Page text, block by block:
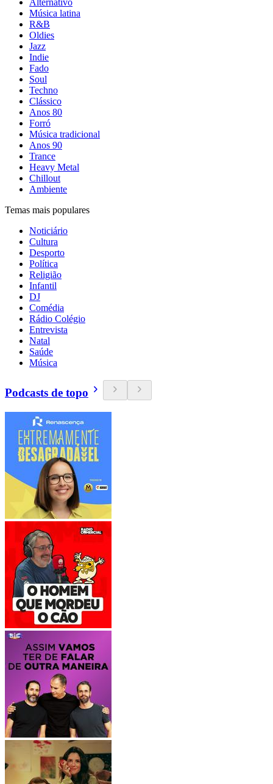
Alternativo
Música latina
R&B
Oldies
Jazz
Indie
Fado
Soul
Techno
Clássico
Anos 80
Forró
Música tradicional
Anos 90
Trance
Heavy Metal
Chillout
Ambiente
Temas mais populares
Noticiário
Cultura
Desporto
Política
Religião
Infantil
DJ
Comédia
Rádio Colégio
Entrevista
Natal
Saúde
Música
Podcasts de topo